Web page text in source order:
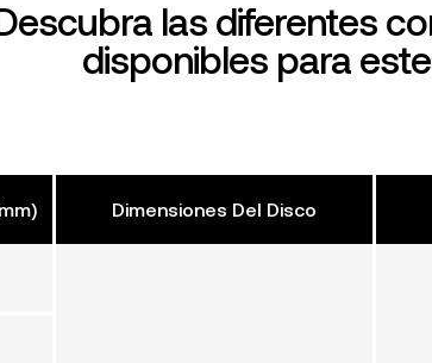
las diferentes
disponibles para
Dimensiones Del Disco